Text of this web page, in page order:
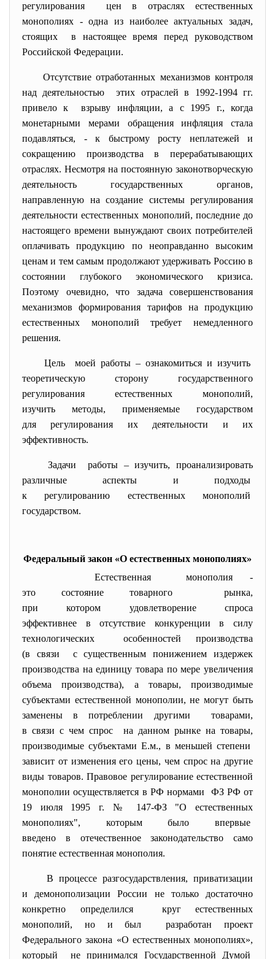
регулирования цен в отраслях естественных
монополиях - одна из наиболее актуальных задач,
стоящих в настоящее время перед руководством
Российской Федерации.
Отсутствие отработанных механизмов контроля
над деятельностью этих отраслей в 1992-1994 гг.
привело к взрыву инфляции, а с 1995 г., когда
монетарными мерами обращения инфляция стала
подавляться, - к быстрому росту неплатежей и
сокращению производства в перерабатывающих
отраслях. Несмотря на постоянную законотворческую
деятельность государственных органов,
направленную на создание системы регулирования
деятельности естественных монополий, последние до
настоящего времени вынуждают своих потребителей
оплачивать продукцию по неоправданно высоким
ценам и тем самым продолжают удерживать Россию в
состоянии глубокого экономического кризиса.
Поэтому очевидно, что задача совершенствования
механизмов формирования тарифов на продукцию
естественных монополий требует немедленного
решения.
Цель моей работы – ознакомиться и изучить
теоретическую сторону государственного
регулирования естественных монополий,
изучить методы, применяемые государством
для регулирования их деятельности и их
эффективность.
Задачи работы – изучить, проанализировать
различные аспекты и подходы
к регулированию естественных монополий
государством.
Федеральный закон «О естественных монополиях»
Естественная монополия -
это состояние товарного рынка,
при котором удовлетворение спроса
эффективнее в отсутствие конкуренции в силу
технологических особенностей производства
(в связи с существенным понижением издержек
производства на единицу товара по мере увеличения
объема производства), а товары, производимые
субъектами естественной монополии, не могут быть
заменены в потреблении другими товарами,
в связи с чем спрос на данном рынке на товары,
производимые субъектами Е.м., в меньшей степени
зависит от изменения его цены, чем спрос на другие
виды товаров. Правовое регулирование естественной
монополии осуществляется в РФ нормами ФЗ РФ от
19 июля 1995 г. № 147-ФЗ "О естественных
монополиях", которым было впервые
введено в отечественноезаконодательство само
понятие естественная монополия.
В процессе разгосударствления, приватизации
и демонополизации России не только достаточно
конкретно определился круг естественных
монополий, но и был разработан проект
Федерального закона «О естественных монополиях»,
который не принимался Государственной Думой